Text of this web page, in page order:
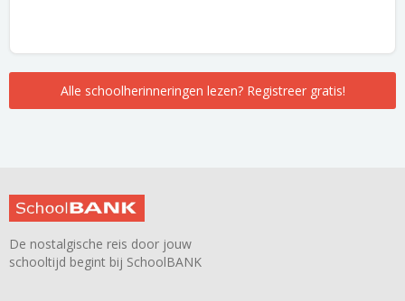
Alle schoolherinneringen lezen? Registreer gratis!
De nostalgische reis door jouw
schooltijd begint bij SchoolBANK